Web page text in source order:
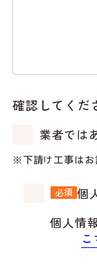
確認してくだ
業者では
下請け工事は
必須 個
個人情
こ